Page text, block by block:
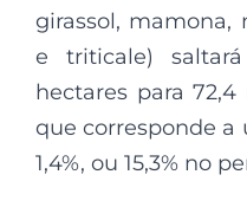
girassol, mamona,
e triticale)
hectares para
que corresponde a
1,4%, ou 15,3% no